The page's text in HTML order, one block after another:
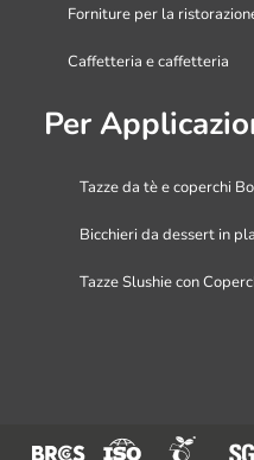
Forniture per la
Caffetteria e caffetteria
Per
Tazze da tè e coperchi
Bicchieri da dessert in
Tazze Slushie con